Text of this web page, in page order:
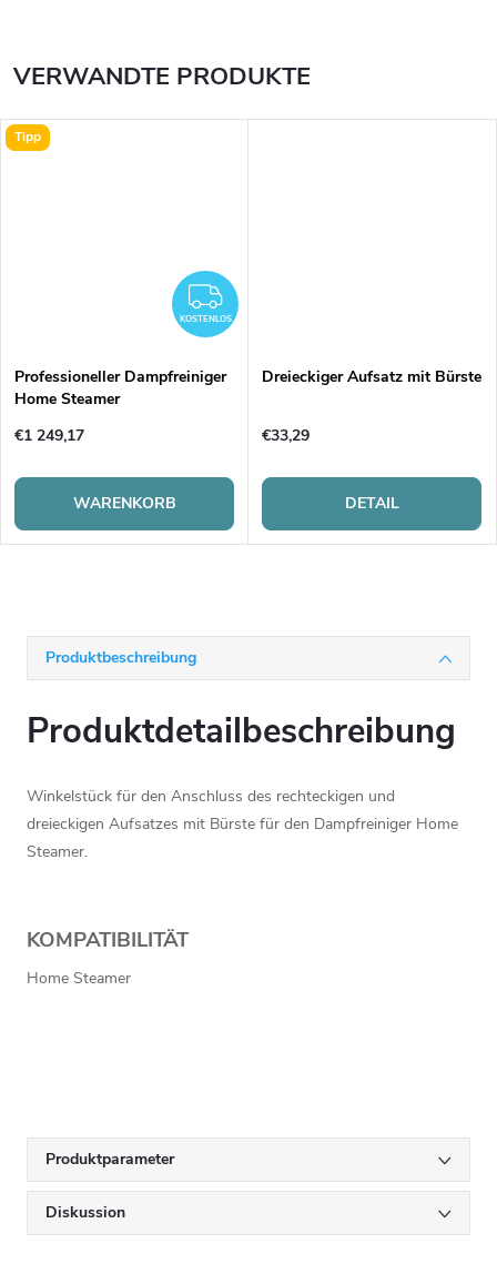
Produktbeschreibung
Produktdetailbeschreibung
Winkelstück für den Anschluss des rechteckigen und
dreieckigen Aufsatzes mit Bürste für den Dampfreiniger Home
Steamer.
KOMPATIBILITÄT
Home Steamer
Produktparameter
Diskussion
VERWANDTE PRODUKTE
Tipp
KOSTENLOS
KOSTENLOS
Professioneller Dampfreiniger
Home Steamer
€1 249,17
WARENKORB
Dreieckiger Aufsatz mit Bürste
€33,29
DETAIL